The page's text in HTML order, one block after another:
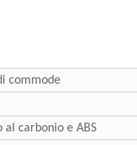
commode
al carbonio e ABS